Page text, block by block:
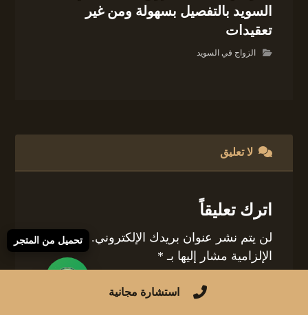
السويد بالتفصيل بسهولة ومن غير
تعقيدات
الزواج في السويد
لا تعليق
اترك تعليقاً
لن يتم نشر عنوان بريدك الإلكتروني.
الحقول
الإلزامية مشار إليها بـ *
استشارة مجانية
تحميل من المتجر